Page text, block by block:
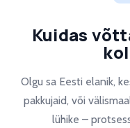
Kuidas
Olgu sa Eesti elanik,
pakkujaid, või
lühike –